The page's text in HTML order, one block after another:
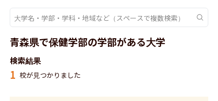
青森県で保健学部の学部がある大学
検索結果
1 校が見つかりました